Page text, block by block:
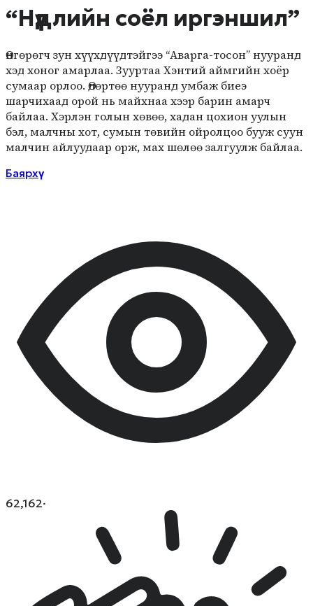
“Нүүдлийн соёл иргэншил”
Өнгөрөгч зун хүүхдүүдтэйгээ “Аварга-тосон” нууранд
хэд хоног амарлаа. Зууртаа Хэнтий аймгийн хоёр
сумаар орлоо. Өдөртөө нууранд умбаж биеэ
шарчихаад орой нь майхнаа хээр барин амарч
байлаа. Хэрлэн голын хөвөө, хадан цохион уулын
бэл, малчны хот, сумын төвийн ойролцоо бууж суун
малчин айлуудаар орж, мах шөлөө залгуулж байлаа.
Баярхүү
62,162·